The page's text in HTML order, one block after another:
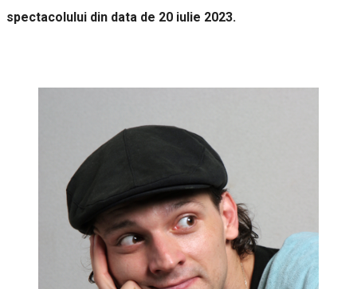
spectacolului din data de 20 iulie 2023.